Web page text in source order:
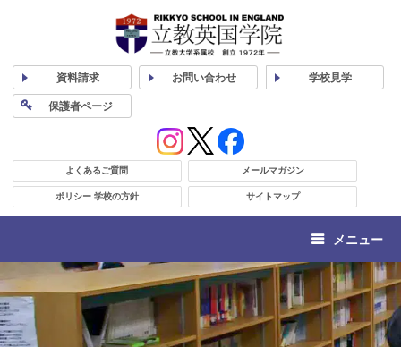
資料請求 お問い合わせ 学校見学
保護者ページ
よくあるご質問 メールマガジン
ポリシー 学校の方針 サイトマップ
メニュー